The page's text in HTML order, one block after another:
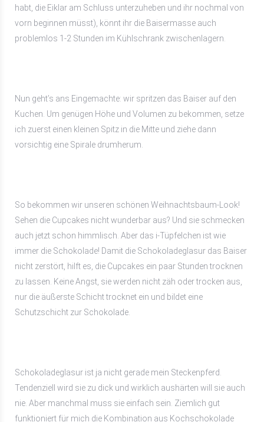
habt, die Eiklar am Schluss unterzuheben und ihr nochmal von
vorn beginnen müsst), könnt ihr die Baisermasse auch
problemlos 1-2 Stunden im Kühlschrank zwischenlagern.
Nun geht’s ans Eingemachte: wir spritzen das Baiser auf den
Kuchen. Um genügen Höhe und Volumen zu bekommen, setze
ich zuerst einen kleinen Spitz in die Mitte und ziehe dann
vorsichtig eine Spirale drumherum.
So bekommen wir unseren schönen Weihnachtsbaum-Look!
Sehen die Cupcakes nicht wunderbar aus? Und sie schmecken
auch jetzt schon himmlisch. Aber das i-Tüpfelchen ist wie
immer die Schokolade! Damit die Schokoladeglasur das Baiser
nicht zerstört, hilft es, die Cupcakes ein paar Stunden trocknen
zu lassen. Keine Angst, sie werden nicht zäh oder trocken aus,
nur die äußerste Schicht trocknet ein und bildet eine
Schutzschicht zur Schokolade.
Schokoladeglasur ist ja nicht gerade mein Steckenpferd.
Tendenziell wird sie zu dick und wirklich aushärten will sie auch
nie. Aber manchmal muss sie einfach sein. Ziemlich gut
funktioniert für mich die Kombination aus Kochschokolade